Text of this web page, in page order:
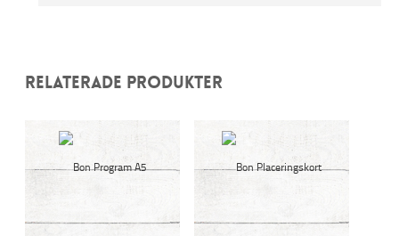
RELATERADE PRODUKTER